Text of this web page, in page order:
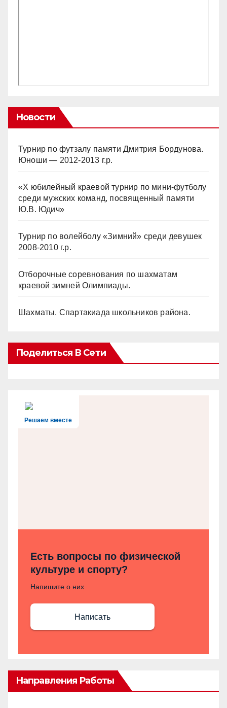
Новости
Турнир по футзалу памяти Дмитрия Бордунова.
Юноши — 2012-2013 г.р.
«Х юбилейный краевой турнир по мини-футболу
среди мужских команд, посвященный памяти
Ю.В. Юдич»
Турнир по волейболу «Зимний» среди девушек
2008-2010 г.р.
Отборочные соревнования по шахматам
краевой зимней Олимпиады.
Шахматы. Спартакиада школьников района.
Поделиться В Сети
Решаем вместе
Есть вопросы по физической
культуре и спорту?
Напишите о них
Написать
Направления Работы